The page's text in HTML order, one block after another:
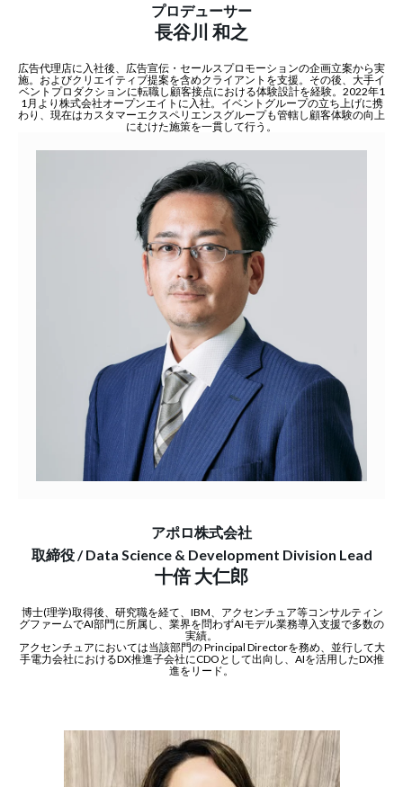
プロデューサー
長谷川 和之
広告代理店に入社後、広告宣伝・セールスプロモーションの企画立案から実
施。およびクリエイティブ提案を含めクライアントを支援。その後、大手イ
ベントプロダクションに転職し顧客接点における体験設計を経験。2022年1
1月より株式会社オープンエイトに入社。イベントグループの立ち上げに携
わり、現在はカスタマーエクスペリエンスグループも管轄し顧客体験の向上
にむけた施策を一貫して行う。
アポロ株式会社
取締役 / Data Science & Development Division Lead
十倍 大仁郎
博士(理学)取得後、研究職を経て、IBM、アクセンチュア等コンサルティン
グファームでAI部門に所属し、業界を問わずAIモデル業務導入支援で多数の
実績。
アクセンチュアにおいては当該部門の Principal Directorを務め、並行して大
手電力会社におけるDX推進子会社にCDOとして出向し、AIを活用したDX推
進をリード。